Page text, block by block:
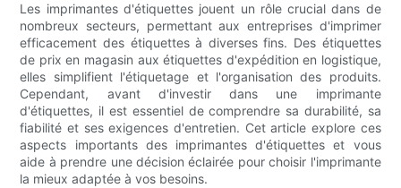
Les imprimantes d'étiquettes jouent un rôle crucial dans de
nombreux secteurs, permettant aux entreprises d'imprimer
efficacement des étiquettes à diverses fins. Des étiquettes
de prix en magasin aux étiquettes d'expédition en logistique,
elles simplifient l'étiquetage et l'organisation des produits.
Cependant, avant d'investir dans une imprimante
d'étiquettes, il est essentiel de comprendre sa durabilité, sa
fiabilité et ses exigences d'entretien. Cet article explore ces
aspects importants des imprimantes d'étiquettes et vous
aide à prendre une décision éclairée pour choisir l'imprimante
la mieux adaptée à vos besoins.